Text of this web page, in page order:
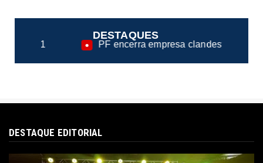
DESTAQUES
PF encerra empresa clandestina na fiscalização de
DESTAQUE EDITORIAL